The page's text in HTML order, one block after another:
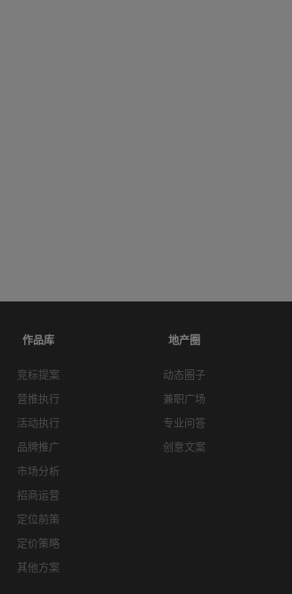
作品库
竞标提案
营推执行
活动执行
品牌推广
市场分析
招商运营
定位前策
定价策略
其他方案
地产圈
动态圈子
兼职广场
专业问答
创意文案